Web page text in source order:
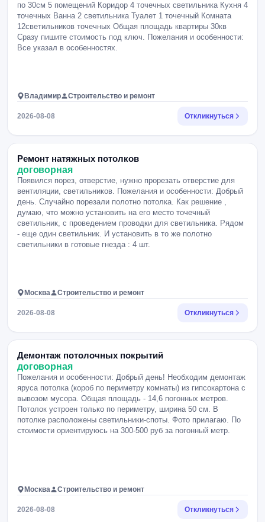
по 30см 5 помещений Коридор 4 точечных светильника Кухня 4
точечных Ванна 2 светильника Туалет 1 точечный Комната
12светильников точечных Общая площадь квартиры 30кв
Сразу пишите стоимость под ключ. Пожелания и особенности:
Все указал в особенностях.
Владимир Строительство и ремонт
2026-08-08 Откликнуться
Ремонт натяжных потолков
договорная
Появился порез, отверстие, нужно прорезать отверстие для
вентиляции, светильников. Пожелания и особенности: Добрый
день. Случайно порезали полотно потолка. Как решение ,
думаю, что можно установить на его место точечный
светильник, с проведением проводки для светильника. Рядом
- еще один светильник. И установить в то же полотно
светильники в готовые гнезда : 4 шт.
Москва Строительство и ремонт
2026-08-08 Откликнуться
Демонтаж потолочных покрытий
договорная
Пожелания и особенности: Добрый день! Необходим демонтаж
яруса потолка (короб по периметру комнаты) из гипсокартона с
вывозом мусора. Общая площадь - 14,6 погонных метров.
Потолок устроен только по периметру, ширина 50 см. В
потолке расположены светильники-споты. Фото прилагаю. По
стоимости ориентируюсь на 300-500 руб за погонный метр.
Москва Строительство и ремонт
2026-08-08 Откликнуться